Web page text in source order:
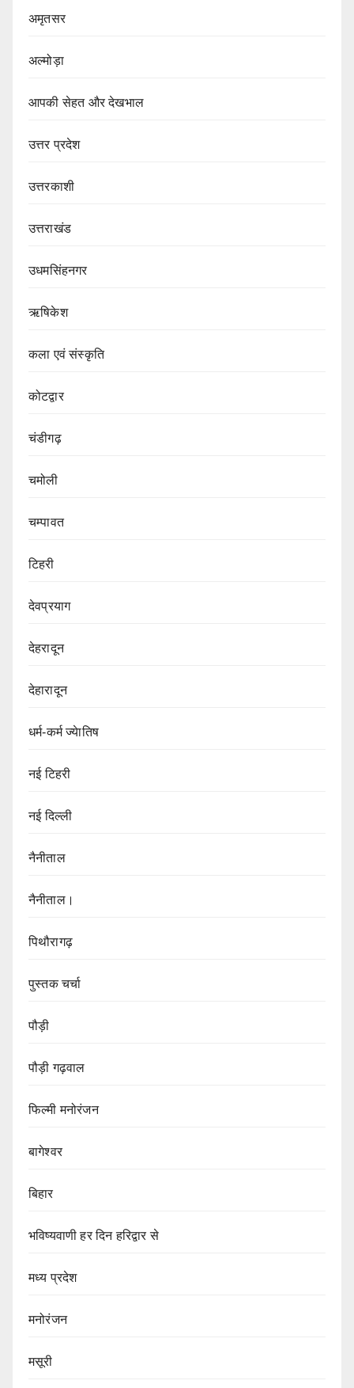
अमृतसर
अल्मोड़ा
आपकी सेहत और देखभाल
उत्तर प्रदेश
उत्तरकाशी
उत्तराखंड
उधमसिंहनगर
ऋषिकेश
कला एवं संस्कृति
कोटद्वार
चंडीगढ़
चमोली
चम्पावत
टिहरी
देवप्रयाग
देहरादून
देहारादून
धर्म-कर्म ज्येातिष
नई टिहरी
नई दिल्ली
नैनीताल
नैनीताल।
पिथौरागढ़
पुस्तक चर्चा
पौड़ी
पौड़ी गढ़वाल
फिल्मी मनोरंजन
बागेश्वर
बिहार
भविष्यवाणी हर दिन हरिद्वार से
मध्य प्रदेश
मनोरंजन
मसूरी